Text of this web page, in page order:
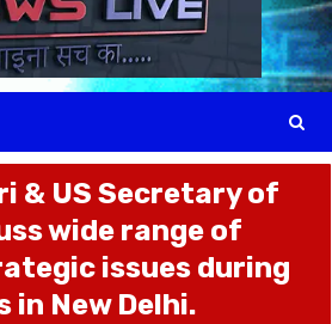
& US Secretary of
wide range of
issues during
New Delhi.